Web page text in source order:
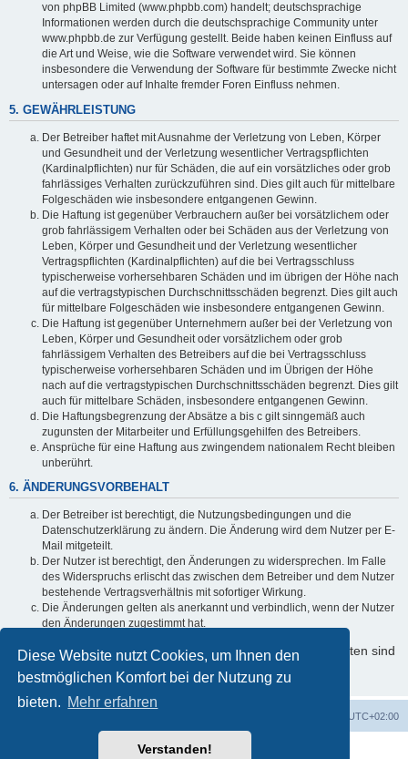
Diese Website nutzt Cookies, um Ihnen den
bestmöglichen Komfort bei der Nutzung zu
bieten. Mehr erfahren
Verstanden!
von phpBB Limited (www.phpbb.com) handelt; deutschsprachige
Informationen werden durch die deutschsprachige Community unter
www.phpbb.de zur Verfügung gestellt. Beide haben keinen Einfluss auf
die Art und Weise, wie die Software verwendet wird. Sie können
insbesondere die Verwendung der Software für bestimmte Zwecke nicht
untersagen oder auf Inhalte fremder Foren Einfluss nehmen.
5. GEWÄHRLEISTUNG
Der Betreiber haftet mit Ausnahme der Verletzung von Leben, Körper
und Gesundheit und der Verletzung wesentlicher Vertragspflichten
(Kardinalpflichten) nur für Schäden, die auf ein vorsätzliches oder grob
fahrlässiges Verhalten zurückzuführen sind. Dies gilt auch für mittelbare
Folgeschäden wie insbesondere entgangenen Gewinn.
Die Haftung ist gegenüber Verbrauchern außer bei vorsätzlichem oder
grob fahrlässigem Verhalten oder bei Schäden aus der Verletzung von
Leben, Körper und Gesundheit und der Verletzung wesentlicher
Vertragspflichten (Kardinalpflichten) auf die bei Vertragsschluss
typischerweise vorhersehbaren Schäden und im übrigen der Höhe nach
auf die vertragstypischen Durchschnittsschäden begrenzt. Dies gilt auch
für mittelbare Folgeschäden wie insbesondere entgangenen Gewinn.
Die Haftung ist gegenüber Unternehmern außer bei der Verletzung von
Leben, Körper und Gesundheit oder vorsätzlichem oder grob
fahrlässigem Verhalten des Betreibers auf die bei Vertragsschluss
typischerweise vorhersehbaren Schäden und im Übrigen der Höhe
nach auf die vertragstypischen Durchschnittsschäden begrenzt. Dies gilt
auch für mittelbare Schäden, insbesondere entgangenen Gewinn.
Die Haftungsbegrenzung der Absätze a bis c gilt sinngemäß auch
zugunsten der Mitarbeiter und Erfüllungsgehilfen des Betreibers.
Ansprüche für eine Haftung aus zwingendem nationalem Recht bleiben
unberührt.
6. ÄNDERUNGSVORBEHALT
Der Betreiber ist berechtigt, die Nutzungsbedingungen und die
Datenschutzerklärung zu ändern. Die Änderung wird dem Nutzer per E-
Mail mitgeteilt.
Der Nutzer ist berechtigt, den Änderungen zu widersprechen. Im Falle
des Widerspruchs erlischt das zwischen dem Betreiber und dem Nutzer
bestehende Vertragsverhältnis mit sofortiger Wirkung.
Die Änderungen gelten als anerkannt und verbindlich, wenn der Nutzer
den Änderungen zugestimmt hat.
Informationen über den Umgang mit Ihren persönlichen Daten sind
in der Datenschutzerklärung enthalten.
UTC+02:00
Powered byphpBB® Forum Software © phpBB Limited